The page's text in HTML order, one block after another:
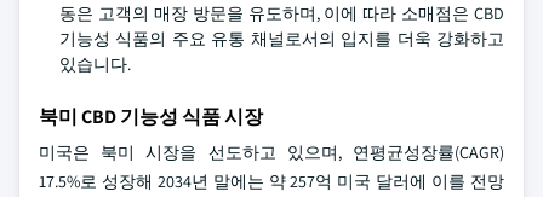
동은 고객의 매장 방문을 유도하며, 이에 따라 소매점은 CBD
기능성 식품의 주요 유통 채널로서의 입지를 더욱 강화하고
있습니다.
북미 CBD 기능성 식품 시장
미국은 북미 시장을 선도하고 있으며, 연평균성장률(CAGR)
17.5%로 성장해 2034년 말에는 약 257억 미국 달러에 이를 전망